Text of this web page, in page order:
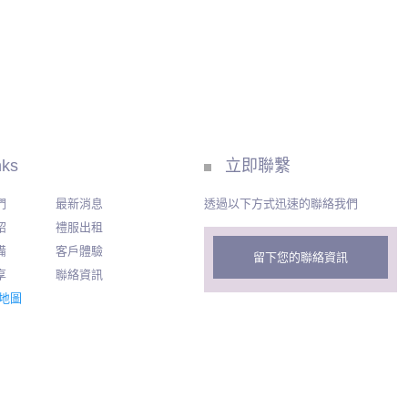
最新消息
禮服出租
客戶體驗
聯絡資訊
圖
立即聯繫
透過以下方式迅速的聯絡我們
留下您的聯絡資訊